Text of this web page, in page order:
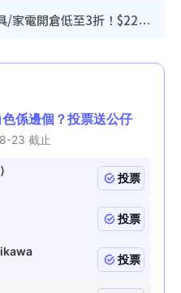
廚具開倉｜特福Tefal廚具/家電開倉低至3折！$220起買平底鍋/炒鑊/湯煲！電飯煲/吸塵機/燙斗$418起